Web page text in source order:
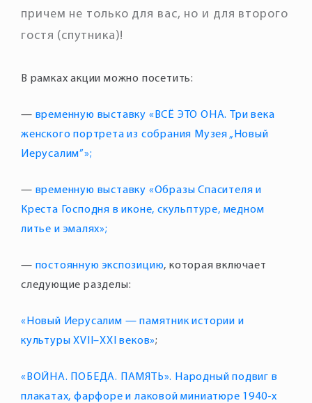
причем не только для вас, но и для второго
гостя (спутника)!
В рамках акции можно посетить:
— временную выставку «ВСЁ ЭТО ОНА. Три века
женского портрета из собрания Музея „Новый
Иерусалим”»;
— временную выставку «Образы Спасителя и
Креста Господня в иконе, скульптуре, медном
литье и эмалях»;
— постоянную экспозицию, которая включает
«Новый Иерусалим — памятник истории и
культуры XVII–XXI веков»
«ВОЙНА. ПОБЕДА. ПАМЯТЬ». Народный подвиг в
плакатах, фарфоре и лаковой миниатюре 1940-х